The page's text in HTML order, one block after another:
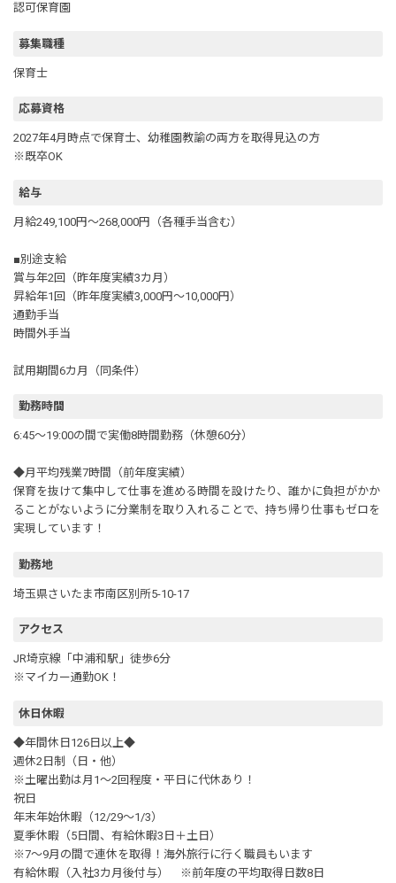
認可保育園
募集職種
保育士
応募資格
2027年4月時点で保育士、幼稚園教諭の両方を取得見込の方
※既卒OK
給与
月給249,100円～268,000円（各種手当含む）
■別途支給
賞与年2回（昨年度実績3カ月）
昇給年1回（昨年度実績3,000円～10,000円）
通勤手当
時間外手当
試用期間6カ月（同条件）
勤務時間
6:45～19:00の間で実働8時間勤務（休憩60分）
◆月平均残業7時間（前年度実績）
保育を抜けて集中して仕事を進める時間を設けたり、誰かに負担がかか
ることがないように分業制を取り入れることで、持ち帰り仕事もゼロを
実現しています！
勤務地
埼玉県さいたま市南区別所5-10-17
アクセス
JR埼京線「中浦和駅」徒歩6分
※マイカー通勤OK！
休日休暇
◆年間休日126日以上◆
週休2日制（日・他）
※土曜出勤は月1～2回程度・平日に代休あり！
祝日
年末年始休暇（12/29～1/3）
夏季休暇（5日間、有給休暇3日＋土日）
※7～9月の間で連休を取得！海外旅行に行く職員もいます
有給休暇（入社3カ月後付与） ※前年度の平均取得日数8日